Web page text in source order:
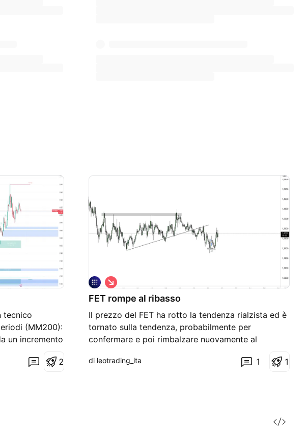
tecnico
(MM200):
un incremento
è 2
FET rompe al ribasso
Il prezzo del FET ha rotto la tendenza rialzista ed è
tornato sulla tendenza, probabilmente per
confermare e poi rimbalzare nuovamente al
S
h
o
t
di leotrading_ita 1 1